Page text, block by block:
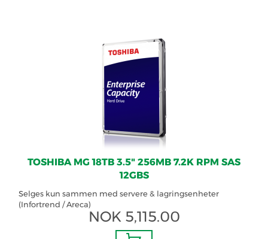
TOSHIBA MG 18TB 3.5" 256MB 7.2K RPM SAS
12GBS
Selges kun sammen med servere & lagringsenheter
(Infortrend / Areca)
NOK 5,115.00